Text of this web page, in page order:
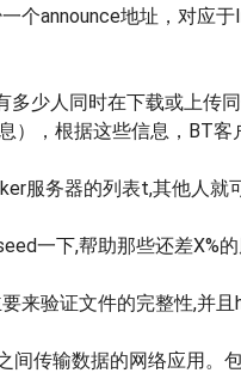
个announce地址，对应
少人同时在下载或上传
），根据这些信息，BT客
服务器的列表t,其他人就
一下,帮助那些还差X%的
来验证文件的完整性,并且
间传输数据的网络应用。